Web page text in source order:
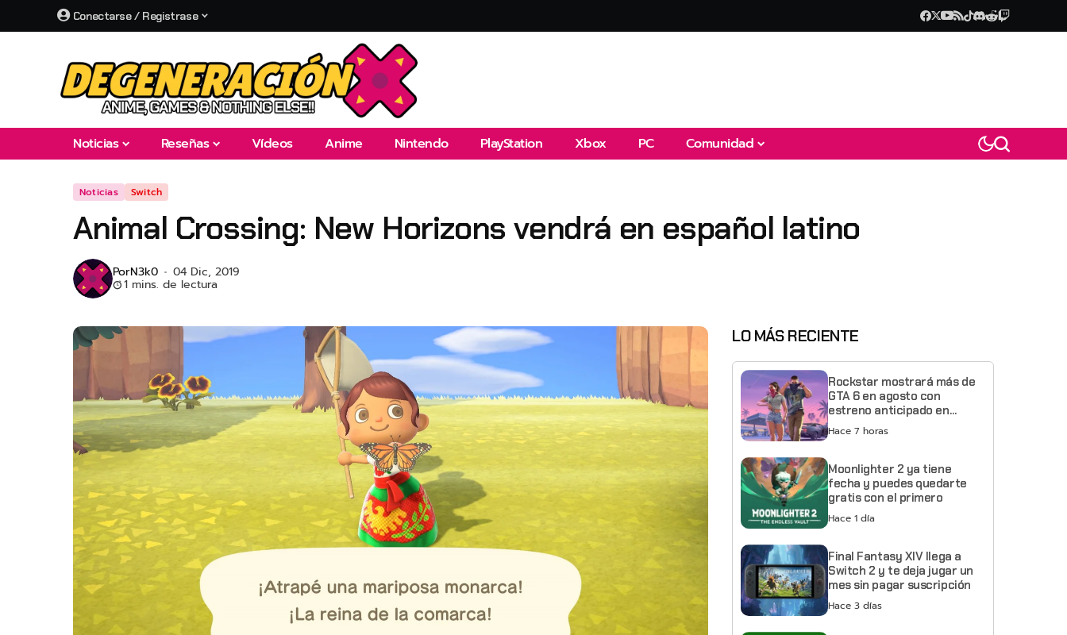
Conectarse / Registrase
Noticias Reseñas Vídeos Anime Nintendo PlayStation Xbox PC Comunidad
Noticias Switch
Animal Crossing: New Horizons vendrá en español latino
PorN3k0 04 Dic, 2019
1 mins. de lectura
LO MÁS RECIENTE
Rockstar mostrará más de
GTA 6 en agosto con
estreno anticipado en
Netflix
Hace 7 horas
Moonlighter 2 ya tiene
fecha y puedes quedarte
gratis con el primero
Hace 1 día
Final Fantasy XIV llega a
Switch 2 y te deja jugar un
mes sin pagar suscripción
Hace 3 días